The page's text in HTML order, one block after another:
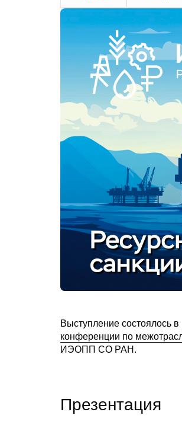
Выступление состоялось
конференции по
ИЭОПП СО РАН.
Презентация